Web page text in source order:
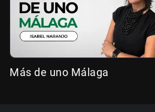
Más de uno Málaga